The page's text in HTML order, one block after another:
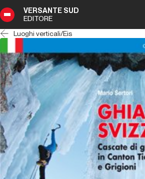
VERSANTE SUD
EDITORE
Luoghi verticali/Eis